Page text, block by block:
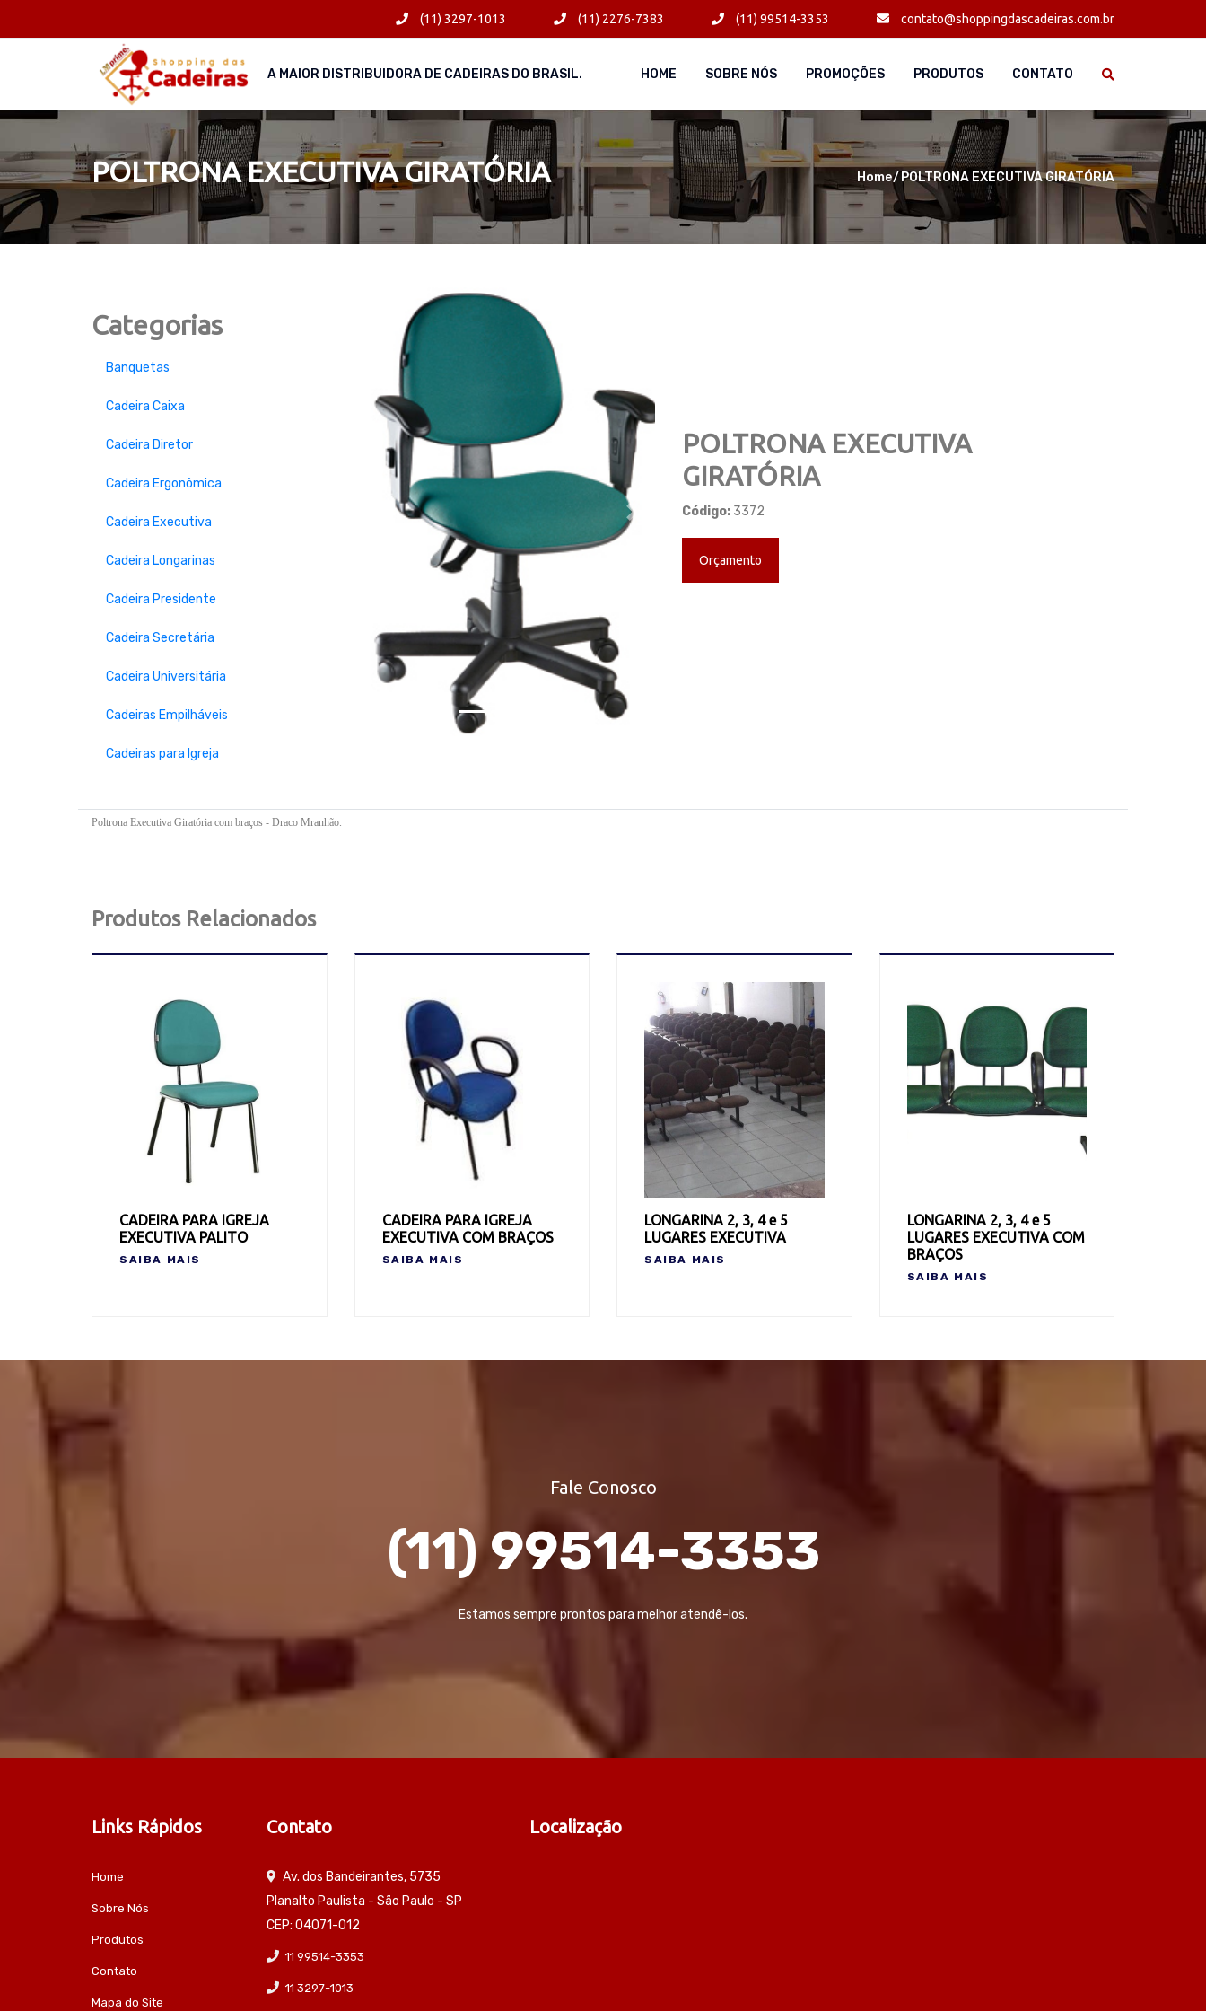
(11) 3297-1013 (11) 2276-7383 (11) 99514-3353 contato@shoppingdascadeiras.com.br
A MAIOR DISTRIBUIDORA DE CADEIRAS DO BRASIL. HOME SOBRE NÓS PROMOÇÕES PRODUTOS CONTATO
POLTRONA EXECUTIVA GIRATÓRIA Home POLTRONA EXECUTIVA GIRATÓRIA
Categorias
Banquetas
Cadeira Caixa
Cadeira Diretor
Cadeira Ergonômica
Cadeira Executiva
Cadeira Longarinas
Cadeira Presidente
Cadeira Secretária
Cadeira Universitária
Cadeiras Empilháveis
Cadeiras para Igreja
Previous Next
POLTRONA EXECUTIVA
GIRATÓRIA
Código: 3372
Orçamento
Poltrona Executiva Giratória com braços - Draco Mranhão.
Produtos Relacionados
CADEIRA PARA IGREJA
EXECUTIVA PALITO
SAIBA MAIS
CADEIRA PARA IGREJA
EXECUTIVA COM BRAÇOS
SAIBA MAIS
LONGARINA 2, 3, 4 e 5
LUGARES EXECUTIVA
SAIBA MAIS
LONGARINA 2, 3, 4 e 5
LUGARES EXECUTIVA COM
BRAÇOS
SAIBA MAIS
Fale Conosco
(11) 99514-3353
Estamos sempre prontos para melhor atendê-los.
Links Rápidos
Home
Sobre Nós
Produtos
Contato
Mapa do Site
Contato
Av. dos Bandeirantes, 5735
Planalto Paulista - São Paulo - SP
CEP: 04071-012
11 99514-3353
11 3297-1013
Localização